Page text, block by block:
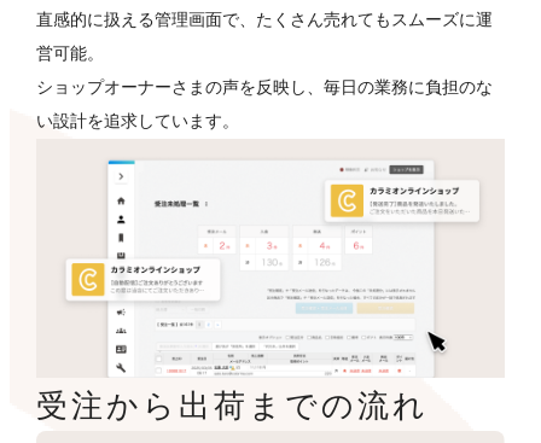
直感的に扱える管理画面で、たくさん売れてもスムーズに運
営可能。
ショップオーナーさまの声を反映し、毎日の業務に負担のな
い設計を追求しています。
受注から出荷までの流れ